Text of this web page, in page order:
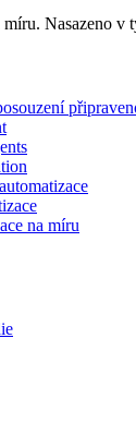
Nasazeno v
na míru